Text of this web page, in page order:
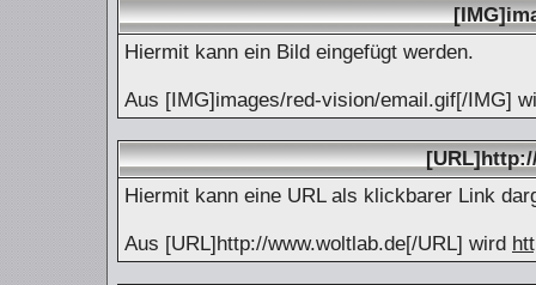
Hiermit kann ein Bild eingefügt werden.
Aus [IMG]images/red-vision/email.gif[/IMG]
Hiermit kann eine URL als klickbarer Link
Aus [URL]http://www.woltlab.de[/URL] wird